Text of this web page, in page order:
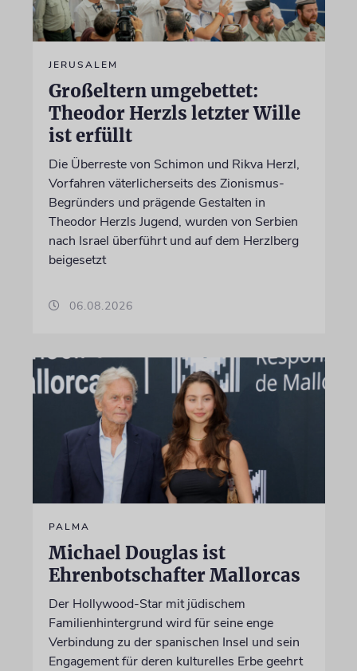
JERUSALEM
Großeltern umgebettet:
Theodor Herzls letzter Wille
ist erfüllt
Die Überreste von Schimon und Rikva Herzl,
Vorfahren väterlicherseits des Zionismus-
Begründers und prägende Gestalten in
Theodor Herzls Jugend, wurden von Serbien
nach Israel überführt und auf dem Herzlberg
beigesetzt
06.08.2026
PALMA
Michael Douglas ist
Ehrenbotschafter Mallorcas
Der Hollywood-Star mit jüdischem
Familienhintergrund wird für seine enge
Verbindung zu der spanischen Insel und sein
Engagement für deren kulturelles Erbe geehrt